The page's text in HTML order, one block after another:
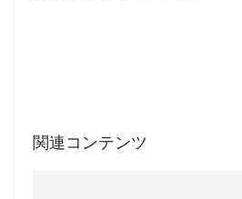
関連コンテンツ